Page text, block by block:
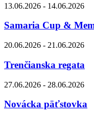
13.06.2026 - 14.06.2026
Samaria Cup &
20.06.2026 - 21.06.2026
Trenčianska regata
27.06.2026 - 28.06.2026
Novácka päťstovka